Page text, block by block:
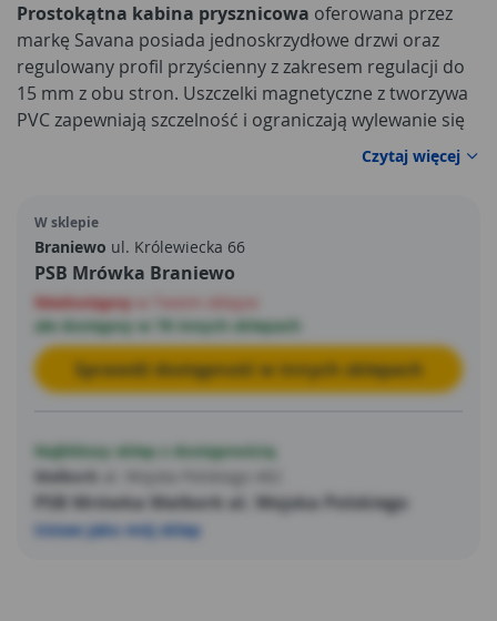
Prostokątna kabina prysznicowa oferowana przez
markę Savana posiada jednoskrzydłowe drzwi oraz
regulowany profil przyścienny z zakresem regulacji do
15 mm z obu stron. Uszczelki magnetyczne z tworzywa
PVC zapewniają szczelność i ograniczają wylewanie się
wody poza kabinę. Chromowane profile, jakie posiadają
dopasować je do wielu aranżacji łazienkowych. Kabina
została wzbogacona o szkło hartowane o grubości 6
mm. Do zestawu dołączony jest brodzik o wysokości 15
cm.
Czytaj więcej
W sklepie
Braniewo ul. Królewiecka 66
PSB Mrówka Braniewo
Niedostępny
ale dostępny w 78 innych sklepach
Sprawdź dostępność w innych sklepach
Najbliższy sklep z dostępnością
Malbork
PSB Mrówka Malbork al. Wojska Polskiego
Ustaw jako mój sklep